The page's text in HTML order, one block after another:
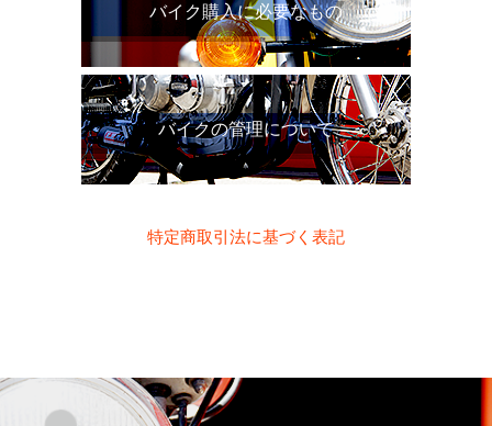
バイク購入に必要なもの
バイクの管理について
特定商取引法に基づく表記